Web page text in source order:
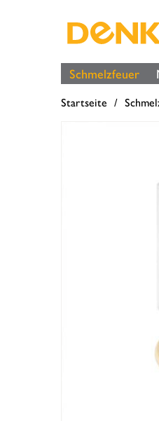
Schmelzfeuer
Startseite